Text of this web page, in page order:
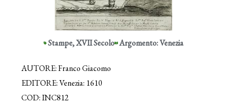
Stampe,XVII Secolo Argomento: Venezia
AUTORE: Franco Giacomo
EDITORE: Venezia: 1610
COD: INC812